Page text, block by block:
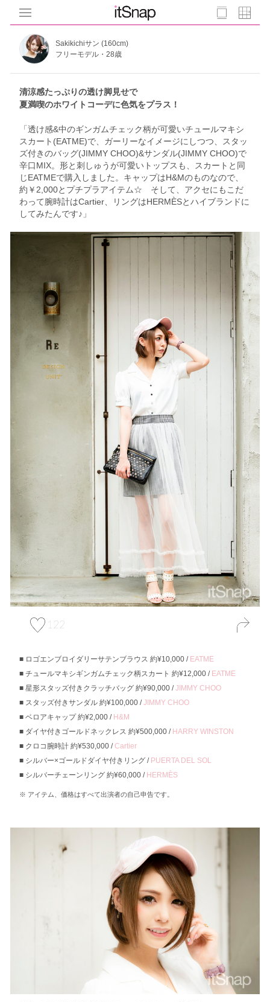
Sakikichiサン (160cm)
フリーモデル・28歳
清涼感たっぷりの透け脚見せで
夏満喫のホワイトコーデに色気をプラス！
「透け感&中のギンガムチェック柄が可愛いチュールマキシ
スカート(EATME)で、ガーリーなイメージにしつつ、スタッ
ズ付きのバッグ(JIMMY CHOO)&サンダル(JIMMY CHOO)で
辛口MIX。形と刺しゅうが可愛いトップスも、スカートと同
じEATMEで購入しました。キャップはH&Mのものなので、
約￥2,000とプチプラアイテム☆ そして、アクセにもこだ
わって腕時計はCartier、リングはHERMÈSとハイブランドに
してみたんです♪」
122
ロゴエンブロイダリーサテンブラウス 約¥10,000 / EATME
チュールマキシギンガムチェック柄スカート 約¥12,000 / EATME
星形スタッズ付きクラッチバッグ 約¥90,000 /JIMMY CHOO
スタッズ付きサンダル 約¥100,000 /JIMMY CHOO
ベロアキャップ 約¥2,000 / H&M
ダイヤ付きゴールドネックレス 約¥500,000 / HARRY WINSTON
クロコ腕時計 約¥530,000 /Cartier
シルバー×ゴールドダイヤ付きリング / PUERTA DEL SOL
シルバーチェーンリング 約¥60,000 / HERMÈS
アイテム、価格はすべて出演者の自己申告です。